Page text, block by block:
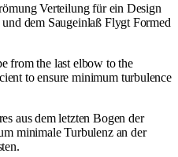
Verteilung für ein Design
dem Saugeinlaß Flygt Formed
from the last elbow to the
to ensure minimum turbulence
aus dem letzten Bogen der
minimale Turbulenz an der